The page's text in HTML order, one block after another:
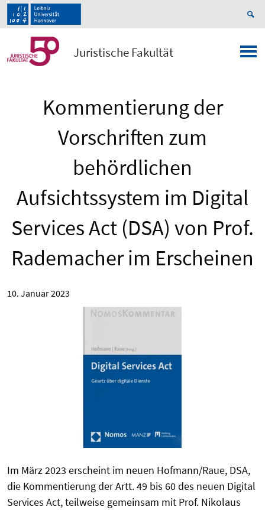
Juristische Fakultät
Kommentierung der
Vorschriften zum
behördlichen
Aufsichtssystem im Digital
Services Act (DSA) von Prof.
Rademacher im Erscheinen
10. Januar 2023
Im März 2023 erscheint im neuen Hofmann/Raue, DSA,
die Kommentierung der Artt. 49 bis 60 des neuen Digital
Services Act, teilweise gemeinsam mit Prof. Nikolaus